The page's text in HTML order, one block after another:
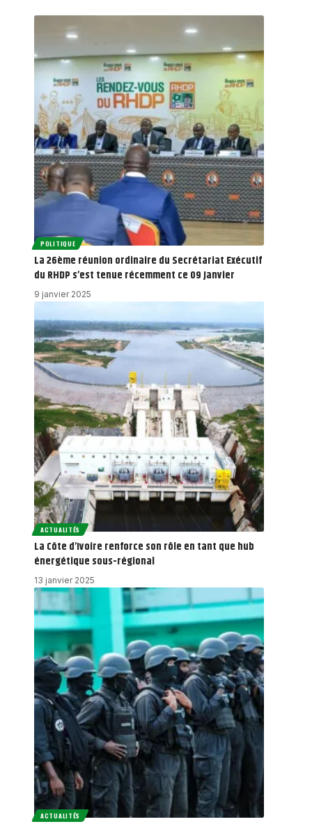
POLITIQUE
La 26ème réunion ordinaire du Secrétariat Exécutif
du RHDP s’est tenue récemment ce 09 Janvier
9 janvier 2025
ACTUALITÉS
La Côte d’Ivoire renforce son rôle en tant que hub
énergétique sous-régional
13 janvier 2025
ACTUALITÉS